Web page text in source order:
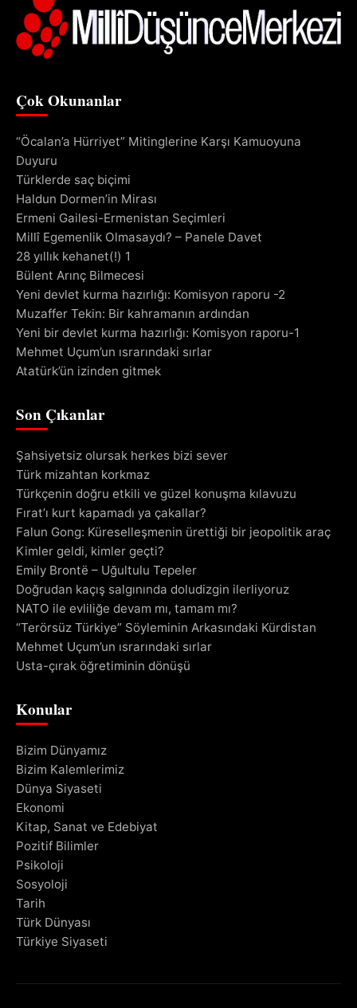
Çok Okunanlar
“Öcalan’a Hürriyet” Mitinglerine Karşı Kamuoyuna
Duyuru
Türklerde saç biçimi
Haldun Dormen’in Mirası
Ermeni Gailesi-Ermenistan Seçimleri
Millî Egemenlik Olmasaydı? – Panele Davet
28 yıllık kehanet(!) 1
Bülent Arınç Bilmecesi
Yeni devlet kurma hazırlığı: Komisyon raporu -2
Muzaffer Tekin: Bir kahramanın ardından
Yeni bir devlet kurma hazırlığı: Komisyon raporu-1
Mehmet Uçum’un ısrarındaki sırlar
Atatürk’ün izinden gitmek
Son Çıkanlar
Şahsiyetsiz olursak herkes bizi sever
Türk mizahtan korkmaz
Türkçenin doğru etkili ve güzel konuşma kılavuzu
Fırat’ı kurt kapamadı ya çakallar?
Falun Gong: Küreselleşmenin ürettiği bir jeopolitik araç
Kimler geldi, kimler geçti?
Emily Brontë – Uğultulu Tepeler
Doğrudan kaçış salgınında doludizgin ilerliyoruz
NATO ile evliliğe devam mı, tamam mı?
“Terörsüz Türkiye” Söyleminin Arkasındaki Kürdistan
Mehmet Uçum’un ısrarındaki sırlar
Usta-çırak öğretiminin dönüşü
Konular
Bizim Dünyamız
Bizim Kalemlerimiz
Dünya Siyaseti
Ekonomi
Kitap, Sanat ve Edebiyat
Pozitif Bilimler
Psikoloji
Sosyoloji
Tarih
Türk Dünyası
Türkiye Siyaseti